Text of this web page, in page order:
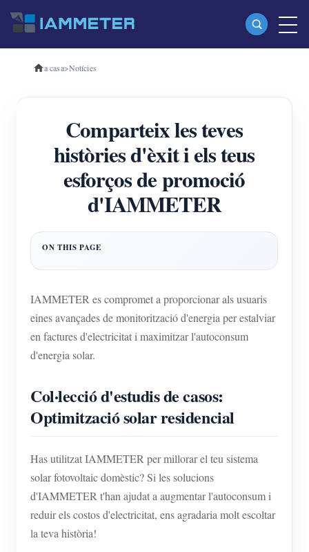
Productes
Mesurador d'energia Wi-Fi trifàsic (WEM3080T)
Mesurador d'energia Wi-Fi trifàsic (WEM3046T)
Mesurador d'energia Wi-Fi trifàsic (WEM3050T)
Controlador d'alimentació WiFi
IAMMETER Cloud Pro
Simulador IAMMETER
Mesurador virtual
Aplicacions
Monitor d'energia del sistema solar fotovoltaic
Sistema de control de calefacció fotovoltaica
Domòtica
Monitorització energètica de fàbrica
Botiga
Recursos
Inici ràpid del producte
Document
Vídeo tutorial
Comunitat
Desenvolupador
Explora
Contacte
a casa>Notícies
Comparteix les teves
històries d'èxit i els teus
esforços de promoció
d'IAMMETER
IAMMETER es compromet a proporcionar als usuaris
eines avançades de monitorització d'energia per estalviar
en factures d'electricitat i maximitzar l'autoconsum
d'energia solar.
Col·lecció d'estudis de casos:
Optimització solar residencial
Has utilitzat IAMMETER per millorar el teu sistema
solar fotovoltaic domèstic? Si les solucions
d'IAMMETER t'han ajudat a augmentar l'autoconsum i
reduir els costos d'electricitat, ens agradaria molt escoltar
la teva història!